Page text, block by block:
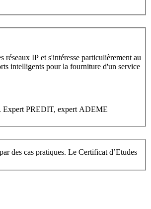
IP et s'intéresse particulièrement au
intelligents pour la fourniture d'un service
Expert PREDIT, expert ADEME
des cas pratiques. Le Certificat d’Etudes